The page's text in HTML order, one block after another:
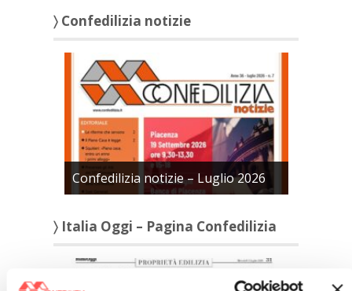
〉 Confedilizia notizie
Confedilizia notizie – Luglio 2026
〉 Italia Oggi – Pagina Confedilizia